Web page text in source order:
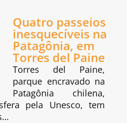
Quatro passeios
inesquecíveis na
Patagônia, em
Torres del Paine
Torres del Paine,
parque encravado na
Patagônia chilena,
pela Unesco, tem